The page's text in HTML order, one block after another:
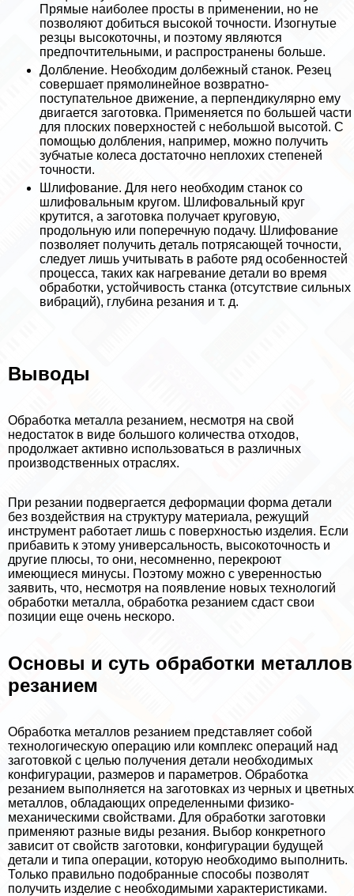
Прямые наиболее просты в применении, но не
позволяют добиться высокой точности. Изогнутые
резцы высокоточны, и поэтому являются
предпочтительными, и распространены больше.
Долбление. Необходим долбежный станок. Резец
совершает прямолинейное возвратно-
поступательное движение, а перпендикулярно ему
двигается заготовка. Применяется по большей части
для плоских поверхностей с небольшой высотой. С
помощью долбления, например, можно получить
зубчатые колеса достаточно неплохих степеней
точности.
Шлифование. Для него необходим станок со
шлифовальным кругом. Шлифовальный круг
крутится, а заготовка получает круговую,
продольную или поперечную подачу. Шлифование
позволяет получить деталь потрясающей точности,
следует лишь учитывать в работе ряд особенностей
процесса, таких как нагревание детали во время
обработки, устойчивость станка (отсутствие сильных
вибраций), глубина резания и т. д.
Выводы
Обработка металла резанием, несмотря на свой
недостаток в виде большого количества отходов,
продолжает активно использоваться в различных
производственных отраслях.
При резании подвергается деформации форма детали
без воздействия на структуру материала, режущий
инструмент работает лишь с поверхностью изделия. Если
прибавить к этому универсальность, высокоточность и
другие плюсы, то они, несомненно, перекроют
имеющиеся минусы. Поэтому можно с уверенностью
заявить, что, несмотря на появление новых технологий
обработки металла, обработка резанием сдаст свои
позиции еще очень нескоро.
Основы и суть обработки металлов
резанием
Обработка металлов резанием представляет собой
технологическую операцию или комплекс операций над
заготовкой с целью получения детали необходимых
конфигурации, размеров и параметров. Обработка
резанием выполняется на заготовках из черных и цветных
металлов, обладающих определенными физико-
механическими свойствами. Для обработки заготовки
применяют разные виды резания. Выбор конкретного
зависит от свойств заготовки, конфигурации будущей
детали и типа операции, которую необходимо выполнить.
Только правильно подобранные способы позволят
получить изделие с необходимыми хаpaктеристиками.